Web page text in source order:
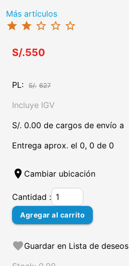
Más artículos
star star star_border star_border star_border
S/.550
PL: S/. 627
Incluye IGV
S/. 0.00 de cargos de envío a
Entrega aprox. el 0, 0 de 0
location_on Cambiar ubicación
Cantidad :
Agregar al carrito
favoriteGuardar en Lista de deseos